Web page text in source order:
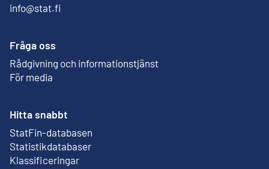
info@stat.fi
Fråga oss
Rådgivning och informationstjänst
För media
Hitta snabbt
StatFin-databasen
Extern länk
Statistikdatabaser
Klassificeringar